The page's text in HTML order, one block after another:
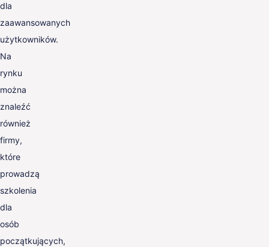
dla
zaawansowanych
użytkowników.
Na
rynku
można
znaleźć
również
firmy,
które
prowadzą
szkolenia
dla
osób
początkujących,